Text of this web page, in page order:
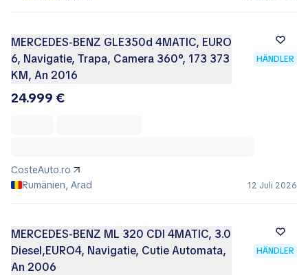
MERCEDES-BENZ GLE350d 4MATIC, EURO
6, Navigatie, Trapa, Camera 360°, 173 373
KM, An 2016
HÄNDLER
24.999 €
CosteAuto.ro
Rumänien, Arad
12 Juli 2026
MERCEDES-BENZ ML 320 CDI 4MATIC, 3.0
Diesel,EURO4, Navigatie, Cutie Automata,
An 2006
HÄNDLER